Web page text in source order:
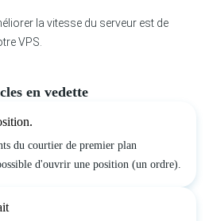
la vitesse du serveur est de
VPS.
en vedette
du courtier de premier plan
d'ouvrir une position (un ordre).